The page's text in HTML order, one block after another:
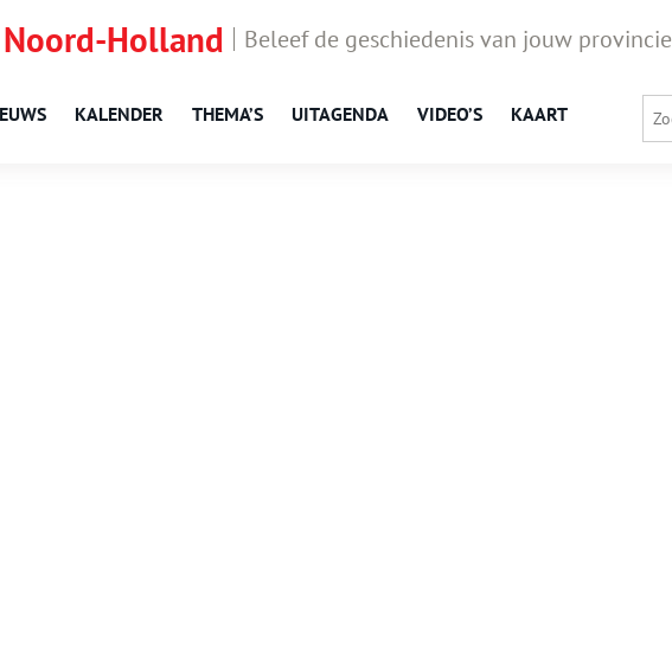
Holland Beleef de geschiedenis van jouw provincie
KALENDER THEMA’S UITAGENDA VIDEO’S KAART